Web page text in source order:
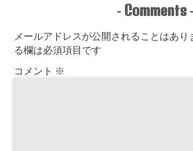
- Comments -
メールアドレスが公開されることはあり
る欄は必須項目です
コメント ※